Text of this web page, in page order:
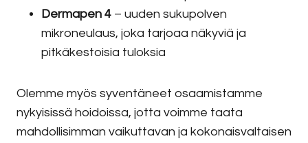
Dermapen 4 – uuden sukupolven
mikroneulaus, joka tarjoaa näkyviä ja
pitkäkestoisia tuloksia
Olemme myös syventäneet osaamistamme
nykyisissä hoidoissa, jotta voimme taata
mahdollisimman vaikuttavan ja kokonaisvaltaisen